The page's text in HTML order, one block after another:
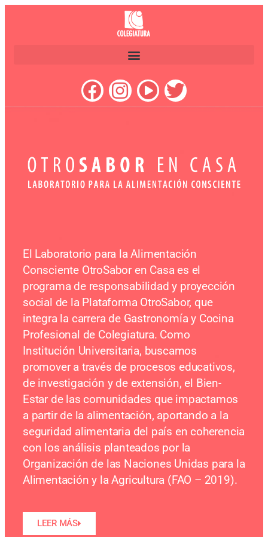
El Laboratorio para la Alimentación
Consciente OtroSabor en Casa es el
programa de responsabilidad y proyección
social de la Plataforma OtroSabor, que
integra la carrera de Gastronomía y Cocina
Profesional de Colegiatura. Como
Institución Universitaria, buscamos
promover a través de procesos educativos,
de investigación y de extensión, el Bien-
Estar de las comunidades que impactamos
a partir de la alimentación, aportando a la
seguridad alimentaria del país en coherencia
con los análisis planteados por la
Organización de las Naciones Unidas para la
Alimentación y la Agricultura (FAO – 2019).
LEER MÁS